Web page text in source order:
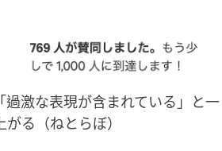
激な表現が含まれている」と一
る（ねとらぼ）